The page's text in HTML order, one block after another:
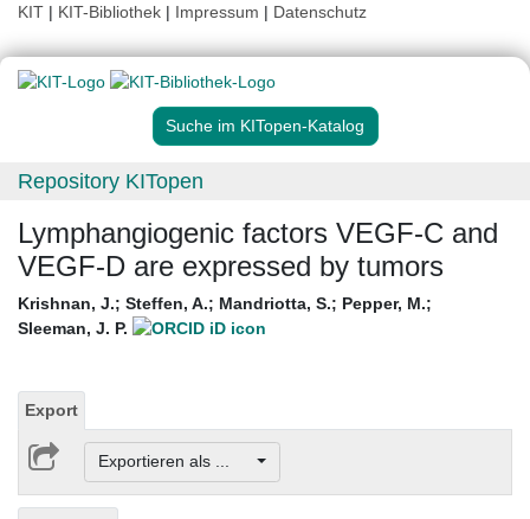
KIT | KIT-Bibliothek | Impressum | Datenschutz
Suche im KITopen-Katalog
Repository KITopen
Lymphangiogenic factors VEGF-C and
VEGF-D are expressed by tumors
Krishnan, J.; Steffen, A.; Mandriotta, S.; Pepper, M.;
Sleeman, J. P.
Export
Exportieren als ...